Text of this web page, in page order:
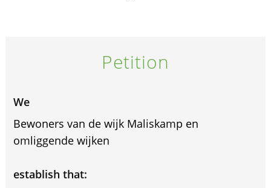
Petition
We
Bewoners van de wijk Maliskamp en
omliggende wijken
establish that: